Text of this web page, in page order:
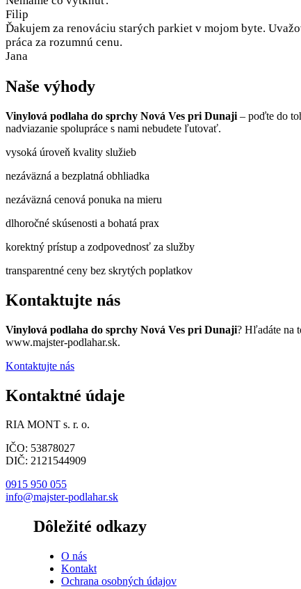
Filip
Ďakujem za renováciu starých parkiet v mojom byte.
práca za rozumnú cenu.
Jana
Naše výhody
Vinylová podlaha do sprchy Nová Ves pri Dunaji – poďte do
nadviazanie spolupráce s nami nebudete ľutovať.
vysoká úroveň kvality služieb
nezáväzná a bezplatná obhliadka
nezáväzná cenová ponuka na mieru
dlhoročné skúsenosti a bohatá prax
korektný prístup a zodpovednosť za služby
transparentné ceny bez skrytých poplatkov
Kontaktujte nás
Vinylová podlaha do sprchy Nová Ves pri Dunaji? Hľadáte na
www.majster-podlahar.sk.
Kontaktujte nás
Kontaktné údaje
RIA MONT s. r. o.
IČO: 53878027
DIČ: 2121544909
0915 950 055
info@majster-podlahar.sk
Dôležité odkazy
O nás
Kontakt
Ochrana osobných údajov